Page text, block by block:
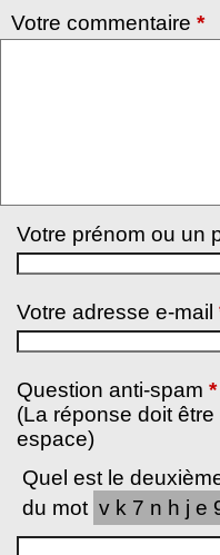
Votre commentaire *
Votre prénom ou un
Votre adresse e-mail
Question anti-spam *
(La réponse doit
espace)
Quel est le
du mot